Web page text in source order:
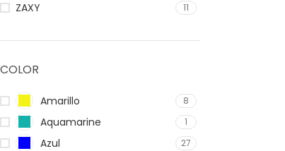
ZAXY 11
COLOR
Amarillo 8
Aquamarine 1
Azul 27